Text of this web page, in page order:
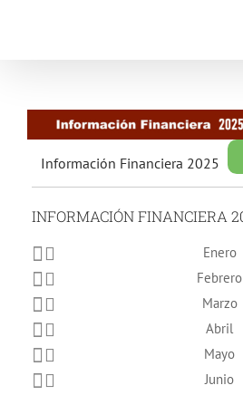
Información Financiera 2025
INFORMACIÓN FINANCIERA
Enero
Febrero
Marzo
Abril
Mayo
Junio